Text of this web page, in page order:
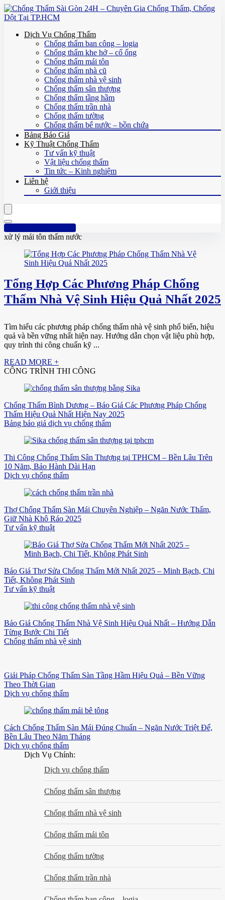
Dịch Vụ Chống Thấm
Chống thấm ban công – logia
Chống thấm khe hở – cổ ống
Chống thấm mái tôn
Chống thấm nhà cũ
Chống thấm nhà vệ sinh
Chống thấm sân thượng
Chống thấm tầng hầm
Chống thấm trần nhà
Chống thấm tường
Chống thấm bể nước – bồn chứa
Bảng Báo Giá
Kỹ Thuật Chống Thấm
Tư vấn kỹ thuật
Vật liệu chống thấm
Tin tức – Kinh nghiệm
Liên hệ
Giới thiệu
Hotline: 0961 894 472
xử lý mái tôn thấm nước
Tổng Hợp Các Phương Pháp Chống
Thấm Nhà Vệ Sinh Hiệu Quả Nhất 2025
Tìm hiểu các phương pháp chống thấm nhà vệ sinh phổ biến, hiệu
quả và bền vững nhất hiện nay. Hướng dẫn chọn vật liệu phù hợp,
quy trình thi công chuẩn kỹ ...
READ MORE +
CÔNG TRÌNH THI CÔNG
Chống Thấm Bình Dương – Báo Giá Các Phương Pháp Chống
Thấm Hiệu Quả Nhất Hiện Nay 2025
Bảng báo giá dịch vụ chống thấm
Thi Công Chống Thấm Sân Thượng tại TPHCM – Bền Lâu Trên
10 Năm, Bảo Hành Dài Hạn
Dịch vụ chống thấm
Thợ Chống Thấm Sàn Mái Chuyên Nghiệp – Ngăn Nước Thấm,
Giữ Nhà Khô Ráo 2025
Tư vấn kỹ thuật
Báo Giá Thợ Sửa Chống Thấm Mới Nhất 2025 – Minh Bạch, Chi
Tiết, Không Phát Sinh
Tư vấn kỹ thuật
Báo Giá Chống Thấm Nhà Vệ Sinh Hiệu Quả Nhất – Hướng Dẫn
Từng Bước Chi Tiết
Chống thấm nhà vệ sinh
Giải Pháp Chống Thấm Sàn Tầng Hầm Hiệu Quả – Bền Vững
Theo Thời Gian
Dịch vụ chống thấm
Cách Chống Thấm Sàn Mái Đúng Chuẩn – Ngăn Nước Triệt Để,
Bền Lâu Theo Năm Tháng
Dịch vụ chống thấm
Dịch Vụ Chính:
Dịch vụ chống thấm
Chống thấm sân thượng
Chống thấm nhà vệ sinh
Chống thấm mái tôn
Chống thấm tường
Chống thấm trần nhà